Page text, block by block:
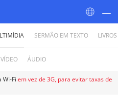
SERMÃO EM TEXTO
VÍDEO ÁUDIO
Wi-Fi em vez de 3G, para evitar taxas de